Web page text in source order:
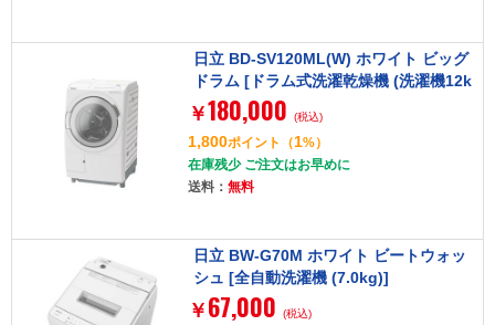
日立 BD-SV120ML(W) ホワイト ビッグ
ドラム [ドラム式洗濯乾燥機 (洗濯機12k
g/乾燥機6kg) 左開き]
￥180,000 (税込)
1,800ポイント （1%）
在庫残少 ご注文はお早めに
送料： 無料
日立 BW-G70M ホワイト ビートウォッ
シュ [全自動洗濯機 (7.0kg)]
￥ 67,000 (税込)